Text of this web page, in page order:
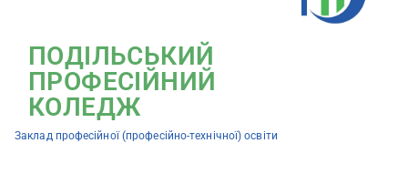
ПОДІЛЬСЬКИЙ
ПРОФЕСІЙНИЙ
КОЛЕДЖ
Заклад професійної (професійно-технічної) освіти